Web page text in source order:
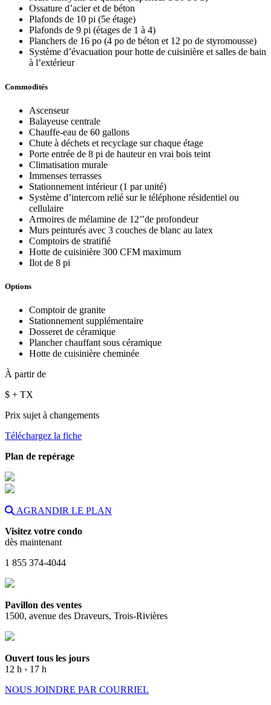
Ossature d’acier et de béton
Plafonds de 10 pi (5e étage)
Plafonds de 9 pi (étages de 1 à 4)
Planchers de 16 po (4 po de béton et 12 po de styromousse)
Système d’évacuation pour hotte de cuisinière et salles de bain
à l’extérieur
Commodités
Ascenseur
Balayeuse centrale
Chauffe-eau de 60 gallons
Chute à déchets et recyclage sur chaque étage
Porte entrée de 8 pi de hauteur en vrai bois teint
Climatisation murale
Immenses terrasses
Stationnement intérieur (1 par unité)
Système d’intercom relié sur le téléphone résidentiel ou
cellulaire
Armoires de mélamine de 12’’de profondeur
Murs peinturés avec 3 couches de blanc au latex
Comptoirs de stratifié
Hotte de cuisinière 300 CFM maximum
Ilot de 8 pi
Options
Comptoir de granite
Stationnement supplémentaire
Dosseret de céramique
Plancher chauffant sous céramique
Hotte de cuisinière cheminée
À partir de
$ + TX
Prix sujet à changements
Téléchargez la fiche
Plan de repérage
AGRANDIR LE PLAN
Visitez votre condo
dès maintenant
1 855 374-4044
Pavillon des ventes
1500, avenue des Draveurs, Trois-Rivières
Ouvert tous les jours
12 h › 17 h
NOUS JOINDRE PAR COURRIEL